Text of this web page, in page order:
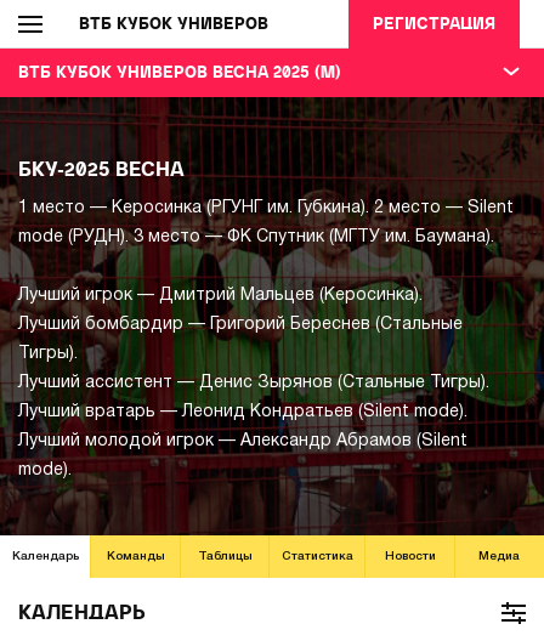
ВТБ КУБОК УНИВЕРОВ РЕГИСТРАЦИЯ
ВТБ КУБОК УНИВЕРОВ ВЕСНА 2025 (М)
БКУ-2025 ВЕСНА
1 место — Керосинка (РГУНГ им. Губкина). 2 место — Silent
mode (РУДН). 3 место — ФК Спутник (МГТУ им. Баумана).
Лучший игрок — Дмитрий Мальцев (Керосинка).
Лучший бомбардир — Григорий Береснев (Стальные
Тигры).
Лучший ассистент — Денис Зырянов (Стальные Тигры).
Лучший вратарь — Леонид Кондратьев (Silent mode).
Лучший молодой игрок — Александр Абрамов (Silent
mode).
Календарь Команды Таблицы Статистика Новости Медиа
КАЛЕНДАРЬ